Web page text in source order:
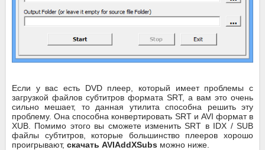
Если у вас есть DVD плеер, который имеет проблемы с
загрузкой файлов субтитров формата SRT, а вам это очень
сильно мешает, то данная утилита способна решить эту
проблему. Она способна конвертировать SRT и AVI формат в
XUB. Помимо этого вы сможете изменить SRT в IDX / SUB
файлы субтитров, которые большинство плееров хорошо
проигрывают, скачать AVIAddXSubs можно ниже.